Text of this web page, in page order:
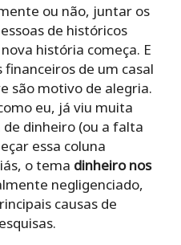
ou não, juntar os
de históricos
história começa. E
financeiros de um casal
são motivo de alegria.
eu, já viu muita
dinheiro (ou a falta
essa coluna
o tema dinheiro nos
negligenciado,
causas de